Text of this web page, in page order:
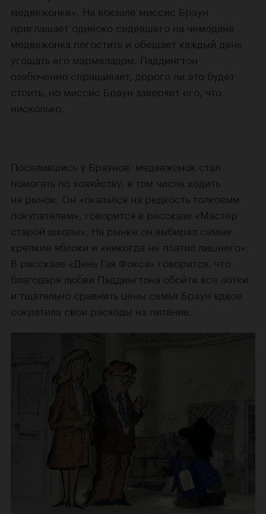
медвежонке». На вокзале миссис Браун
приглашает одиноко сидевшего на чемодане
медвежонка погостить и обещает каждый день
угощать его мармеладом. Паддингтон
озабоченно спрашивает, дорого ли это будет
стоить, но миссис Браун заверяет его, что
нисколько.
Поселившись у Браунов, медвежонок стал
помогать по хозяйству, в том числе ходить
на рынок. Он «оказался на редкость толковым
покупателем», говорится в рассказе «Мастер
старой школы». На рынке он выбирал самые
крепкие яблоки и «никогда не платил лишнего».
В рассказе «День Гая Фокса» говорится, что
благодаря любви Паддингтона обойти все лотки
и тщательно сравнить цены семья Браун вдвое
сократила свои расходы на питание.